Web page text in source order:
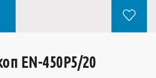
EN-450P5/20